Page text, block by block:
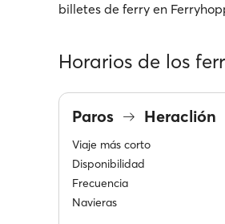
billetes de ferry en
Horarios de los
Paros Heraclión
Viaje más corto
Disponibilidad
Frecuencia
Navieras